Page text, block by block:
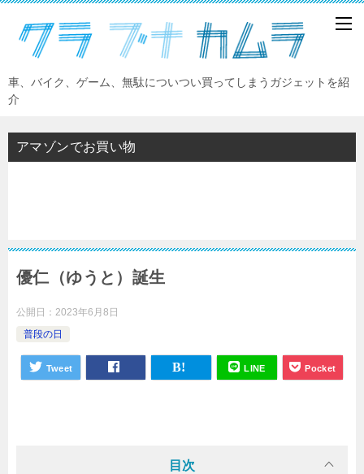
車、バイク、ゲーム、無駄についつい買ってしまうガジェットを紹
介
アマゾンでお買い物
優仁（ゆうと）誕生
公開日： 2023年6月8日
普段の日
Tweet LINE Pocket
目次